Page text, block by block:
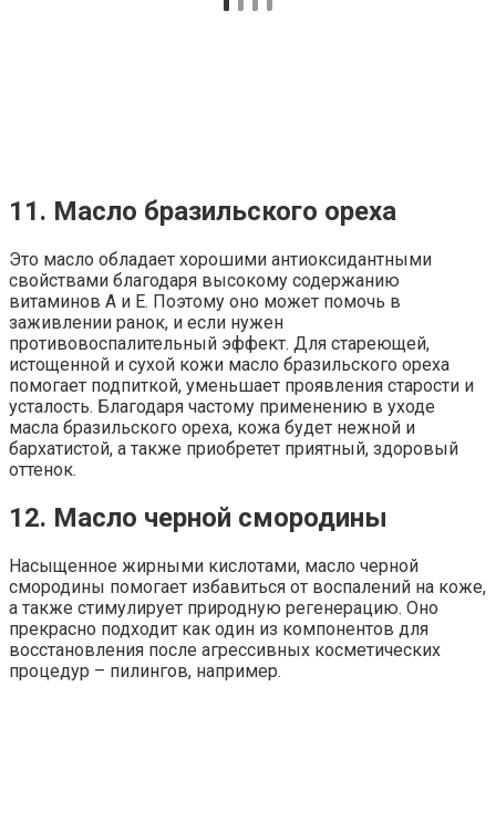
11. Масло бразильского ореха
Это масло обладает хорошими антиоксидантными
свойствами благодаря высокому содержанию
витаминов А и Е. Поэтому оно может помочь в
заживлении ранок, и если нужен
противовоспалительный эффект. Для стареющей,
истощенной и сухой кожи масло бразильского ореха
помогает подпиткой, уменьшает проявления старости и
усталость. Благодаря частому применению в уходе
масла бразильского ореха, кожа будет нежной и
бархатистой, а также приобретет приятный, здоровый
оттенок.
12. Масло черной смородины
Насыщенное жирными кислотами, масло черной
смородины помогает избавиться от воспалений на коже,
а также стимулирует природную регенерацию. Оно
прекрасно подходит как один из компонентов для
восстановления после агрессивных косметических
процедур – пилингов, например.